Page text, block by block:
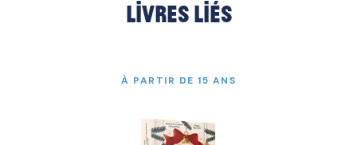
Livres liés
À PARTIR DE 15 ANS